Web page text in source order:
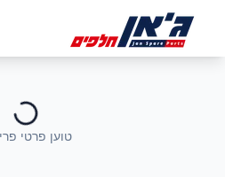
טוען פרטי